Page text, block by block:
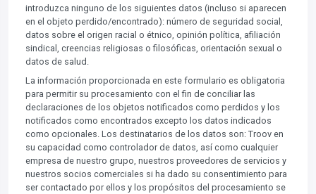
introduzca ninguno de los siguientes datos (incluso si aparecen
en el objeto perdido/encontrado): número de seguridad social,
datos sobre el origen racial o étnico, opinión política, afiliación
sindical, creencias religiosas o filosóficas, orientación sexual o
datos de salud.
La información proporcionada en este formulario es obligatoria
para permitir su procesamiento con el fin de conciliar las
declaraciones de los objetos notificados como perdidos y los
notificados como encontrados excepto los datos indicados
como opcionales. Los destinatarios de los datos son: Troov en
su capacidad como controlador de datos, así como cualquier
empresa de nuestro grupo, nuestros proveedores de servicios y
nuestros socios comerciales si ha dado su consentimiento para
ser contactado por ellos y los propósitos del procesamiento se